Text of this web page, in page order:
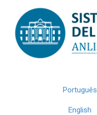
navigation
Português
English